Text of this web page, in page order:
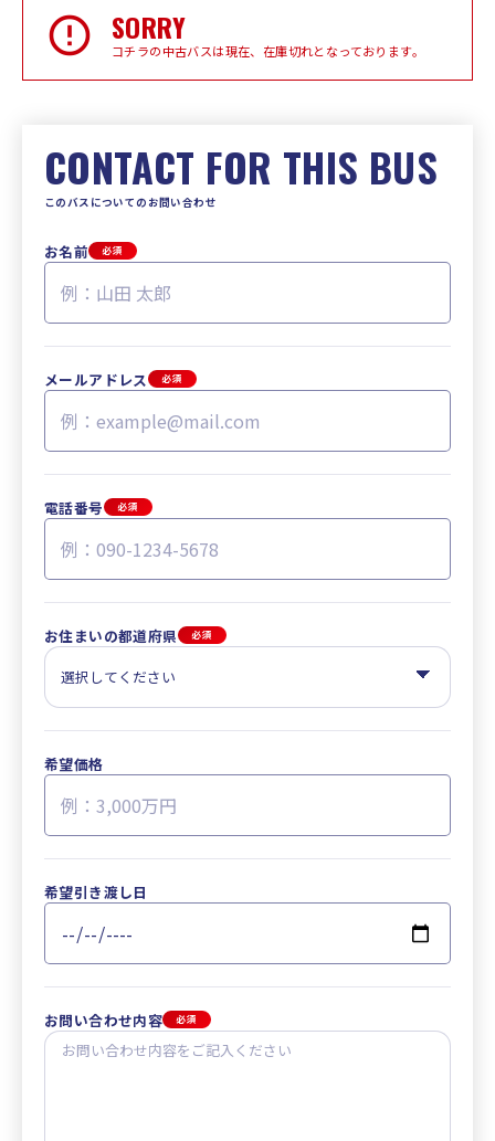
SORRY
コチラの中古バスは現在、在庫切れとなっております。
CONTACT FOR THIS BUS
このバスについてのお問い合わせ
お名前 必須
メールアドレス 必須
電話番号 必須
お住まいの都道府県 必須
希望価格
希望引き渡し日
お問い合わせ内容 必須